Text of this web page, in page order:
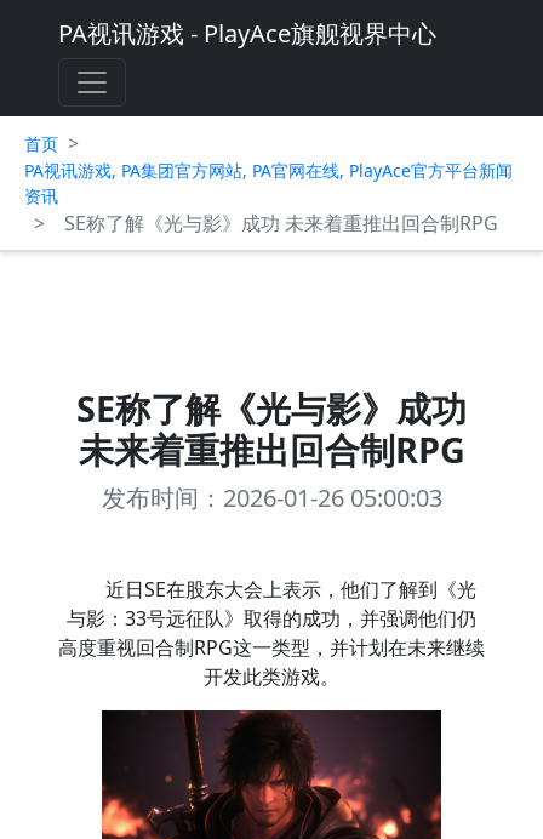
PA视讯游戏 - PlayAce旗舰视界中心
首页 >
PA视讯游戏, PA集团官方网站, PA官网在线, PlayAce官方平台新闻
资讯
> SE称了解《光与影》成功 未来着重推出回合制RPG
SE称了解《光与影》成功
未来着重推出回合制RPG
发布时间：2026-01-26 05:00:03
近日SE在股东大会上表示，他们了解到《光
与影：33号远征队》取得的成功，并强调他们仍
高度重视回合制RPG这一类型，并计划在未来继续
开发此类游戏。